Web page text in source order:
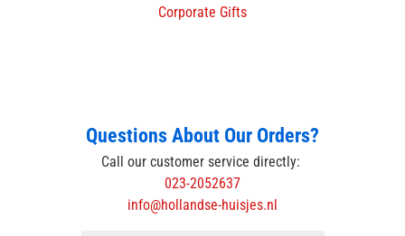
Corporate Gifts
Questions About Our Orders?
Call our customer service directly:
023-2052637
info@hollandse-huisjes.nl